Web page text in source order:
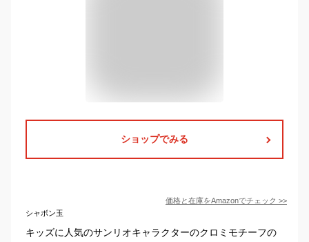
ショップでみる
価格と在庫をAmazonでチェック >>
シャボン玉
キッズに人気のサンリオキャラクターのクロミモチーフの